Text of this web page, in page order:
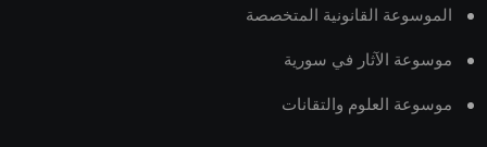
الموسوعة القانونية المتخصصة
موسوعة الآثار في سورية
موسوعة العلوم والتقانات